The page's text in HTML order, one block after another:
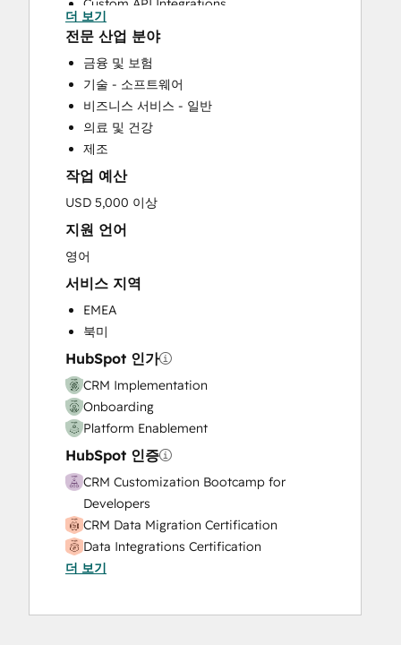
Custom API Integrations
Customer Success Training
Customer Support Training
Email Marketing
Help Desk Implementation
HubSpot Onboarding
Knowledge Base Development
Programmable Automation
Sales and Marketing Alignment
Sales Coaching and Training
더 보기
전문 산업 분야
금융 및 보험
기술 - 소프트웨어
비즈니스 서비스 - 일반
의료 및 건강
제조
작업 예산
USD 5,000 이상
지원 언어
영어
서비스 지역
EMEA
북미
HubSpot 인가
CRM Implementation
Onboarding
Platform Enablement
HubSpot 인증
CRM Customization Bootcamp for
Developers
CRM Data Migration Certification
Data Integrations Certification
Email Marketing Certification
HubSpot Implementation for Partners
더 보기